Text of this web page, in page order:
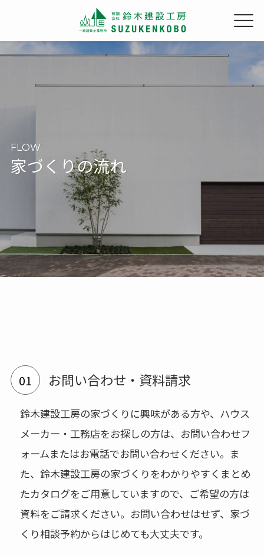
FLOW
家づくりの流れ
お問い合わせ・資料請求
鈴木建設工房の家づくりに興味がある方や、ハウス
メーカー・工務店をお探しの方は、お問い合わせフ
ォームまたはお電話でお問い合わせください。ま
た、鈴木建設工房の家づくりをわかりやすくまとめ
たカタログをご用意していますので、ご希望の方は
資料をご請求ください。お問い合わせはせず、家づ
くり相談予約からはじめても大丈夫です。